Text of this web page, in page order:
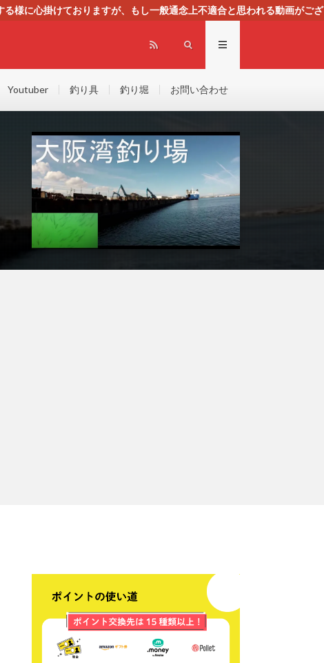
様に心掛けておりますが、もし一般通念上不適合と思われる動画がござ
Youtuber 釣り具 釣り堀 お問い合わせ